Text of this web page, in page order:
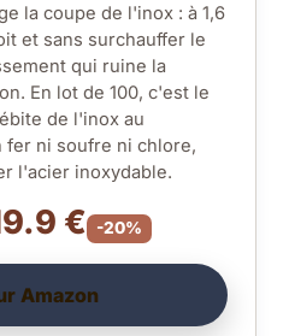
la coupe de l'inox : à 1,6
et sans surchauffer le
qui ruine la
En lot de 100, c'est le
de l'inox au
fer ni soufre ni chlore,
l'acier inoxydable.
€ -20%
Amazon